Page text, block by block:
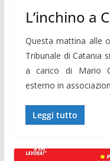
L’inchino a
Questa mattina alle
Tribunale di Catania
a carico di Mario
esterno in
Leggi tutto